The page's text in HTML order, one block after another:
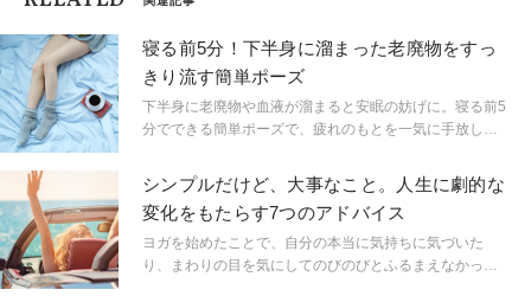
寝る前5分！下半身に溜まった老廃物をすっ
きり流す簡単ポーズ
下半身に老廃物や血液が溜まると安眠の妨げに。寝る前5
分でできる簡単ポーズで、疲れのもとを一気に手放しま
らいました。
シンプルだけど、大事なこと。人生に劇的な
変化をもたらす7つのアドバイス
ヨガを始めたことで、自分の本当に気持ちに気づいた
り、まわりの目を気にしてのびのびとふるまえなかった